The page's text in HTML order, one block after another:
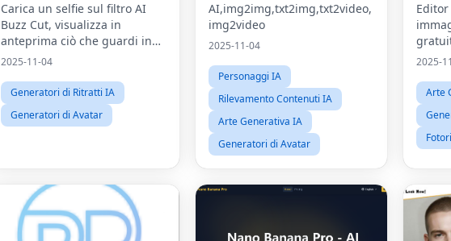
Carica un selfie sul filtro AI
Buzz Cut, visualizza in
anteprima ciò che guardi in
Buzz Cut
2025-11-04
Generatori di Ritratti IA
Generatori di Avatar
AI,img2img,txt2img,txt2video,
img2video
2025-11-04
Personaggi IA
Rilevamento Contenuti IA
Arte Generativa IA
Generatori di Avatar
2025-
Arte